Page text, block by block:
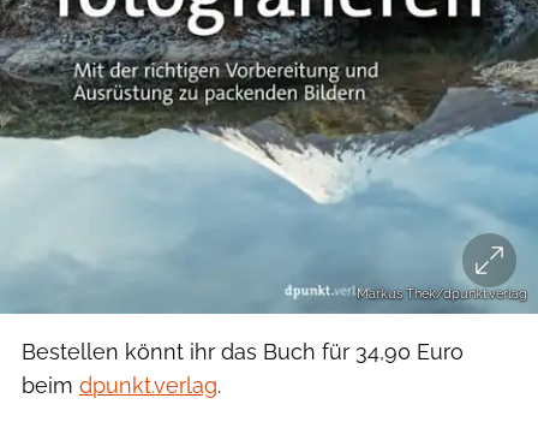
Markus Thek/dpunkt.verlag
Bestellen könnt ihr das Buch für 34,90 Euro
beim dpunkt.verlag.